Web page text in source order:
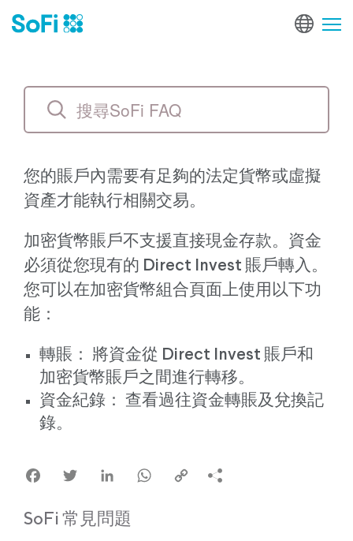
您的賬戶內需要有足夠的法定貨幣或虛擬
資產才能執行相關交易。
加密貨幣賬戶不支援直接現金存款。資金
必須從您現有的 Direct Invest 賬戶轉入。
您可以在加密貨幣組合頁面上使用以下功
能：
轉賬： 將資金從 Direct Invest 賬戶和
加密貨幣賬戶之間進行轉移。
資金紀錄： 查看過往資金轉賬及兌換記
錄。
FacebookTwitter LinkedInWhatsApp
Copy
SoFi 常見問題